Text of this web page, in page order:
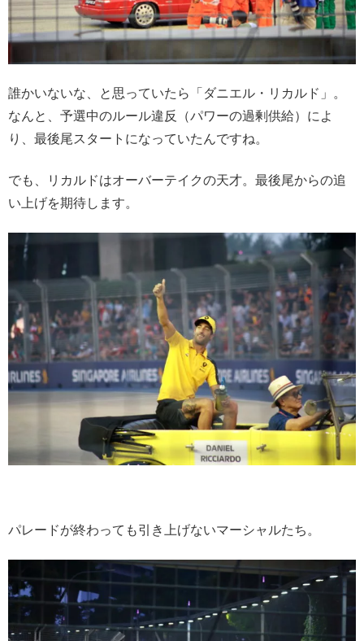
誰かいないな、と思っていたら「ダニエル・リカルド」。
なんと、予選中のルール違反（パワーの過剰供給）によ
り、最後尾スタートになっていたんですね。
でも、リカルドはオーバーテイクの天才。最後尾からの追
い上げを期待します。
パレードが終わっても引き上げないマーシャルたち。